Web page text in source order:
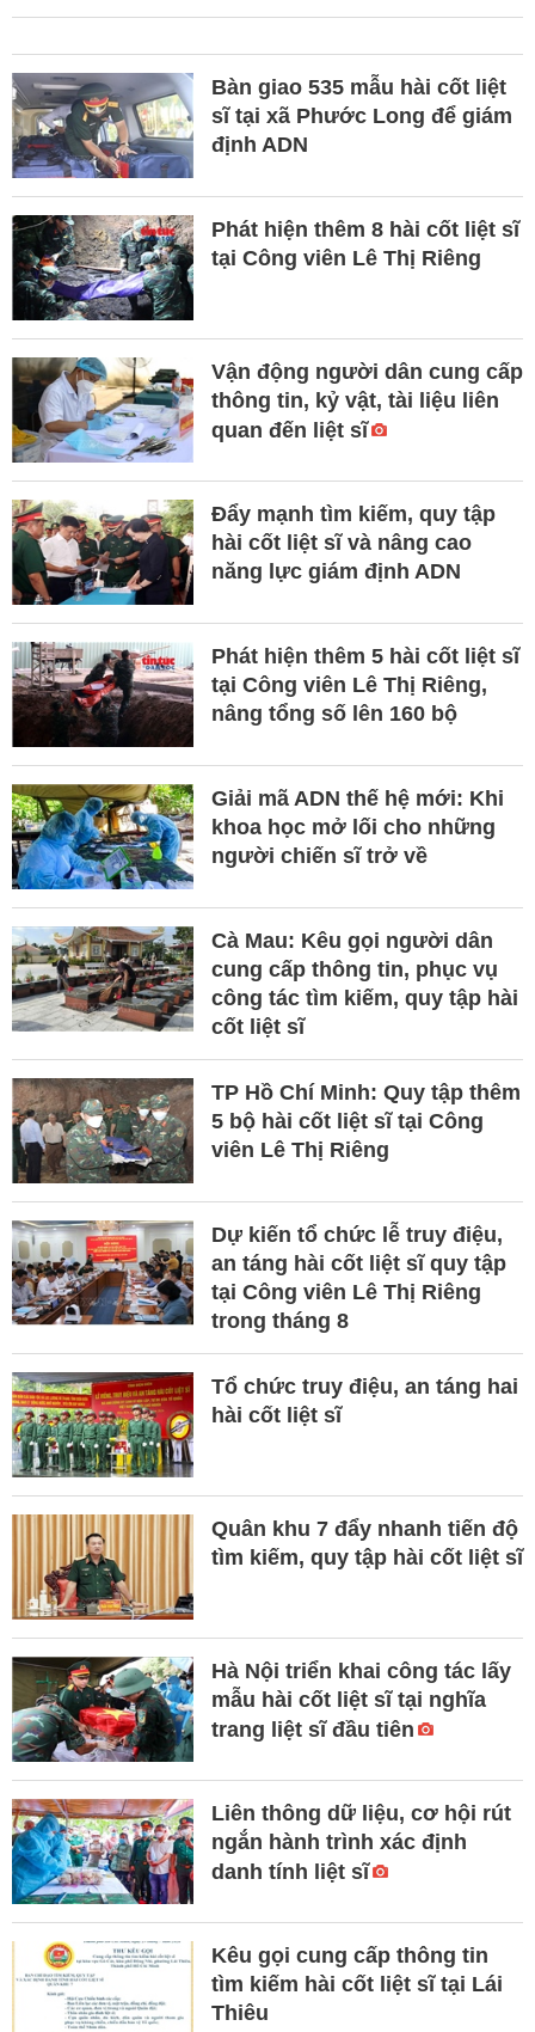
Bàn giao 535 mẫu hài cốt liệt
sĩ tại xã Phước Long để giám
định ADN
Phát hiện thêm 8 hài cốt liệt sĩ
tại Công viên Lê Thị Riêng
Vận động người dân cung cấp
thông tin, kỷ vật, tài liệu liên
quan đến liệt sĩ
Đẩy mạnh tìm kiếm, quy tập
hài cốt liệt sĩ và nâng cao
năng lực giám định ADN
Phát hiện thêm 5 hài cốt liệt sĩ
tại Công viên Lê Thị Riêng,
nâng tổng số lên 160 bộ
Giải mã ADN thế hệ mới: Khi
khoa học mở lối cho những
người chiến sĩ trở về
Cà Mau: Kêu gọi người dân
cung cấp thông tin, phục vụ
công tác tìm kiếm, quy tập hài
cốt liệt sĩ
TP Hồ Chí Minh: Quy tập thêm
5 bộ hài cốt liệt sĩ tại Công
viên Lê Thị Riêng
Dự kiến tổ chức lễ truy điệu,
an táng hài cốt liệt sĩ quy tập
tại Công viên Lê Thị Riêng
trong tháng 8
Tổ chức truy điệu, an táng hai
hài cốt liệt sĩ
Quân khu 7 đẩy nhanh tiến độ
tìm kiếm, quy tập hài cốt liệt sĩ
Hà Nội triển khai công tác lấy
mẫu hài cốt liệt sĩ tại nghĩa
trang liệt sĩ đầu tiên
Liên thông dữ liệu, cơ hội rút
ngắn hành trình xác định
danh tính liệt sĩ
Kêu gọi cung cấp thông tin
tìm kiếm hài cốt liệt sĩ tại Lái
Thiêu